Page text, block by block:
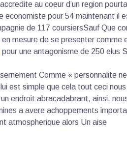
au coeur d’un region
pour 54 maintenant il
de 117 coursiersSauf Que
mesure de se presenter comme
pour une antagonisme de 250 elus
Comme « personnalite
est simple que cela tout ceci
endroit abracadabrant, ainsi,
a avere achoppements
atmospherique alors Un aise